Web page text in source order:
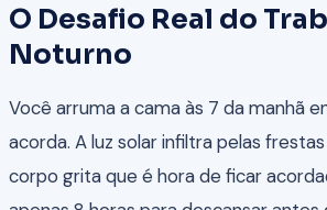
O Desafio Real do
Noturno
Você arruma a cama às 7 da manhã
acorda. A luz solar infiltra pelas
corpo grita que é hora de ficar